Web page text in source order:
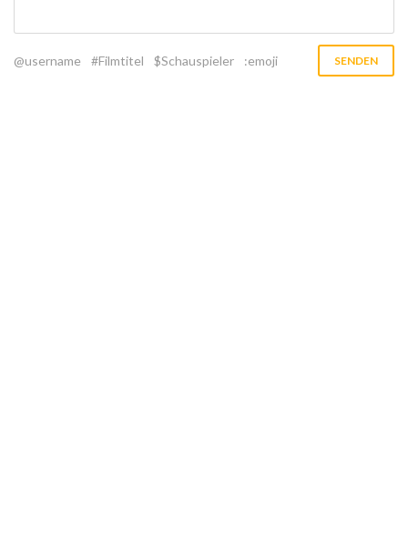
@username #Filmtitel $Schauspieler :emoji